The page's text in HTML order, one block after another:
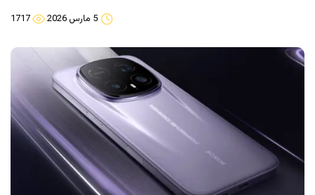
5 مارس 2026 1717